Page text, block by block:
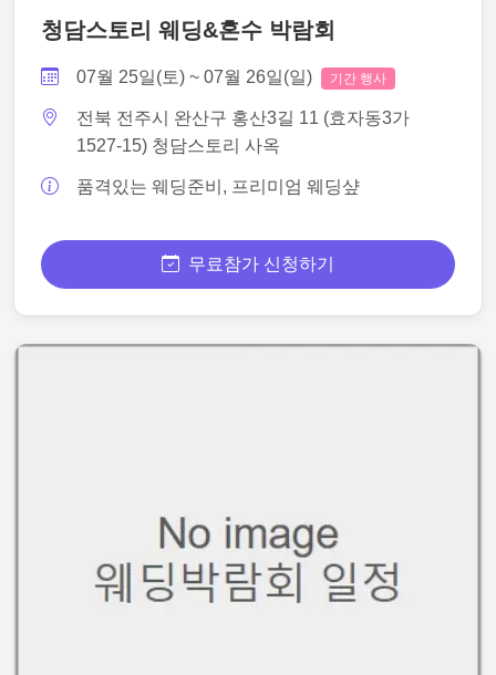
청담스토리 웨딩&혼수 박람회
07월 25일(토) ~ 07월 26일(일) 기간 행사
전북 전주시 완산구 홍산3길 11 (효자동3가
1527-15) 청담스토리 사옥
품격있는 웨딩준비, 프리미엄 웨딩샾
무료참가 신청하기